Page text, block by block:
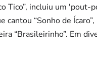
Tico”, incluiu um
cantou “Sonho de
“Brasileirinho”. Em